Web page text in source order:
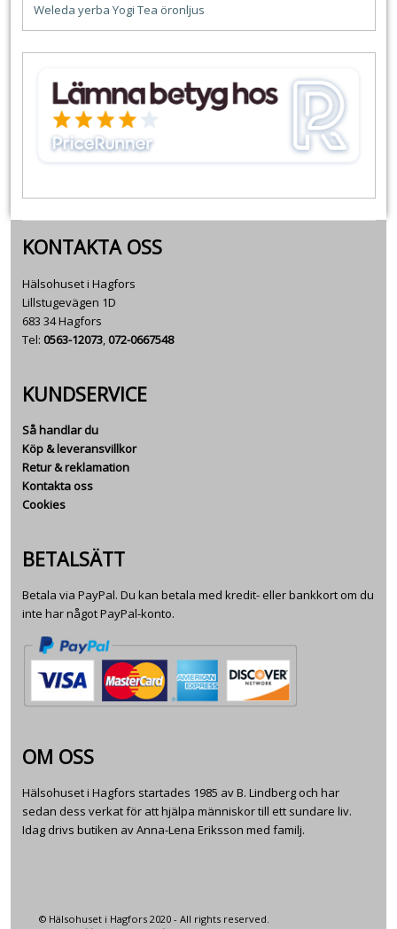
Weleda yerba Yogi Tea öronljus
KONTAKTA OSS
Hälsohuset i Hagfors
Lillstugevägen 1D
683 34 Hagfors
Tel: 0563-12073, 072-0667548
KUNDSERVICE
Så handlar du
Köp & leveransvillkor
Retur & reklamation
Kontakta oss
Cookies
BETALSÄTT
Betala via PayPal. Du kan betala med kredit- eller bankkort om du
inte har något PayPal-konto.
OM OSS
Hälsohuset i Hagfors startades 1985 av B. Lindberg och har
sedan dess verkat för att hjälpa människor till ett sundare liv.
Idag drivs butiken av Anna-Lena Eriksson med familj.
© Hälsohuset i Hagfors 2020 - All rights reserved.